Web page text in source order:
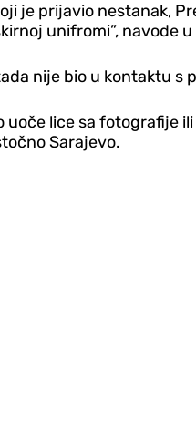
je prijavio nestanak,
unifromi”, navode
nije bio u kontaktu
uoče lice sa fotografije
Sarajevo.